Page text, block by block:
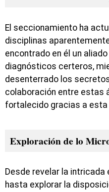
El seccionamiento ha
disciplinas
encontrado en él un
diagnósticos certeros,
desenterrado los
colaboración entre estas
fortalecido gracias a
Exploración de lo
Desde revelar la
hasta explorar la